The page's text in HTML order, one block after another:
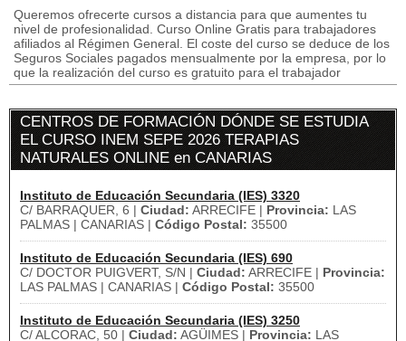
Queremos ofrecerte cursos a distancia para que aumentes tu
nivel de profesionalidad. Curso Online Gratis para trabajadores
afiliados al Régimen General. El coste del curso se deduce de los
Seguros Sociales pagados mensualmente por la empresa, por lo
que la realización del curso es gratuito para el trabajador
CENTROS DE FORMACIÓN DÓNDE SE ESTUDIA
EL CURSO INEM SEPE 2026 TERAPIAS
NATURALES ONLINE en CANARIAS
Instituto de Educación Secundaria (IES) 3320
C/ BARRAQUER, 6 | Ciudad: ARRECIFE | Provincia: LAS
PALMAS | CANARIAS | Código Postal: 35500
Instituto de Educación Secundaria (IES) 690
C/ DOCTOR PUIGVERT, S/N | Ciudad: ARRECIFE | Provincia:
LAS PALMAS | CANARIAS | Código Postal: 35500
Instituto de Educación Secundaria (IES) 3250
C/ ALCORAC, 50 | Ciudad: AGÜIMES | Provincia: LAS